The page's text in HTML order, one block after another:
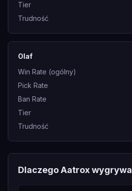
Tier
Trudność
Olaf
Win Rate (ogólny)
Pick Rate
Ban Rate
Tier
Trudność
Dlaczego Aatrox wygrywa